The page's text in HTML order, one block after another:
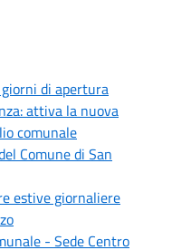
di apertura
attiva la nuova
comunale
Comune di San
estive giornaliere
- Sede Centro